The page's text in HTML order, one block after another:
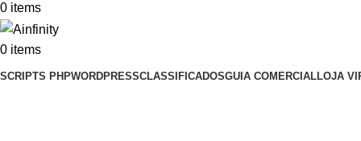
0 items
0 items
SCRIPTS PHPWORDPRESSCLASSIFICADOSGUIA COMERCIALLOJA